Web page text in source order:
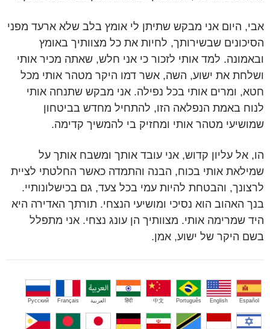
אבי, היום אני מבקש שתיתן לי אומץ בלב שלא ארעד מפני
הסיכונים שבשירותך, לחיות את כל מצוותיך באומץ
ובאמונה. למד אותי לזכור כי אני חלש, שאתה מכיר אותי
ושלחת את ישוע, השה, אשר דמו היקר מטהר אותי מכל
חטא, ומרים אותי בכל נפילה. אני מבקש שתנחה אותי
לנוח באמת הנפלאה הזו, להתחיל מחדש בביטחון
שמושיעי מטהר אותי ומחזיק בי להמשיך קדימה.
הו, אל עליון קדוש, אני עובד אותך ומשבח אותך על
שמילאת אותי בכוח, הבנה והתמדה כאשר החלטתי לציית
לרצונך, והבטחת להיות עמי בכל צעד, גם בכישלונותיי.
בנך האהוב הוא נסיכי ומושיעי הנצחי. תורתך האדירה היא
היד שמרימה אותי. מצוותיך הן עונג נצחי. אני מתפלל
בשם היקר של ישוע, אמן.
Español
English
Português
中文
हिंदी العربية Français
Русский